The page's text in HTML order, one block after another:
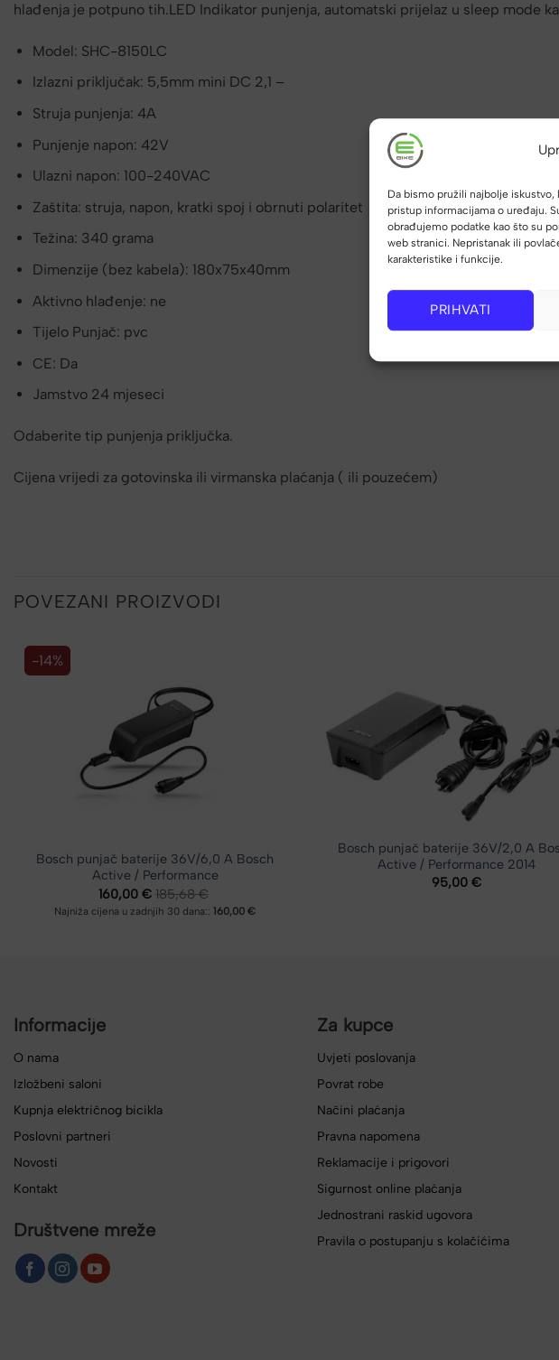
Da bismo pružili najbolje
pristup informacijama o uređaju.
obrađujemo podatke kao što su
web stranici. Nepristanak ili
karakteristike i funkcije.
PRIHVATI
hlađenja je potpuno tih.LED Indikator punjenja, automatski prijelaz u sleep mode
Model: SHC-8150LC
Izlazni priključak: 5,5mm mini DC 2,1 –
Struja punjenja: 4A
Punjenje napon: 42V
Ulazni napon: 100-240VAC
Zaštita: struja, napon, kratki spoj i obrnuti polaritet
Težina: 340 grama
Dimenzije (bez kabela): 180x75x40mm
Aktivno hlađenje: ne
Tijelo Punjač: pvc
CE: Da
Jamstvo 24 mjeseci
Odaberite tip punjenja priključka.
Cijena vrijedi za gotovinska ili virmanska plaćanja ( ili pouzećem)
POVEZANI PROIZVODI
-14%
Bosch punjač baterije 36V/6,0 A Bosch
Active / Performance
160,00 € 185,68€
Najniža cijena u zadnjih 30 dana:: 160,00 €
Bosch punjač baterije 36V/2,0 A
Active / Performance 2014
95,00 €
Informacije
O nama
Izložbeni saloni
Kupnja električnog bicikla
Poslovni partneri
Novosti
Kontakt
Društvene mreže
Za kupce
Uvjeti poslovanja
Povrat robe
Načini plaćanja
Pravna napomena
Reklamacije i prigovori
Sigurnost online plaćanja
Jednostrani raskid ugovora
Pravila o postupanju s kolačićima